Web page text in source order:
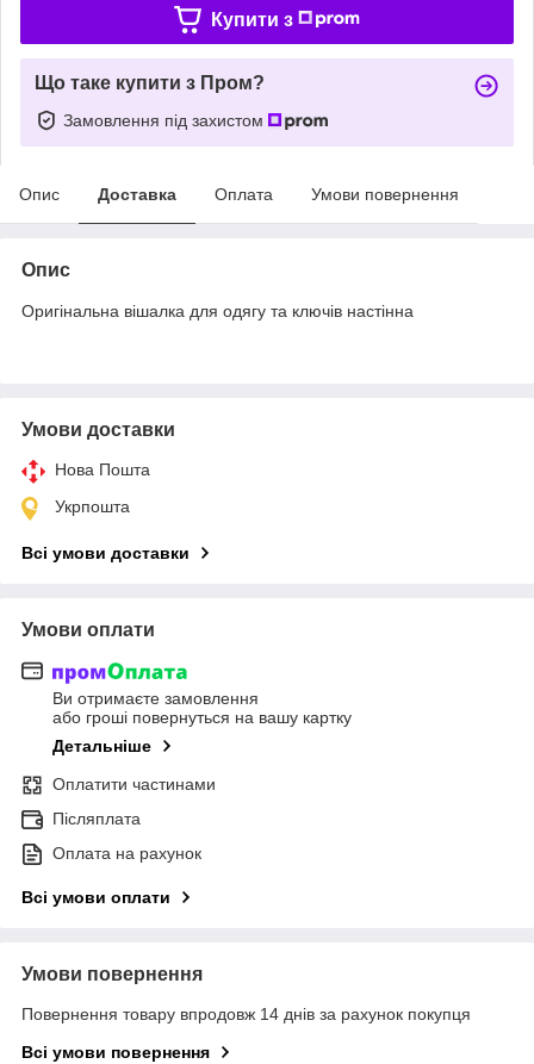
Купити з
Що таке купити з Пром?
Замовлення під захистом
Опис Доставка Оплата Умови повернення
Опис
Оригінальна вішалка для одягу та ключів настінна
Умови доставки
Нова Пошта
Укрпошта
Всі умови доставки
Умови оплати
Ви отримаєте замовлення
або гроші повернуться на вашу картку
Детальніше
Оплатити частинами
Післяплата
Оплата на рахунок
Всі умови оплати
Умови повернення
Повернення товару впродовж 14 днів за рахунок покупця
Всі умови повернення